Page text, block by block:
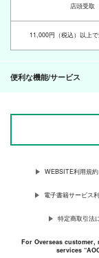
店頭受取
11,000円（税込）以上
便利な機能/サービス
WEBSITE利用規約
電子書籍サービス
特定商取引法
For Overseas
services